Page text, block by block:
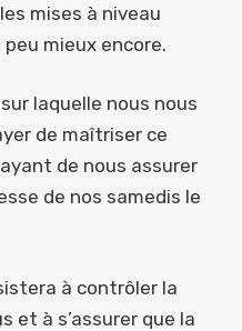
mises à niveau
mieux encore.
laquelle nous nous
de maîtriser ce
de nous assurer
de nos samedis le
à contrôler la
et à s’assurer que la